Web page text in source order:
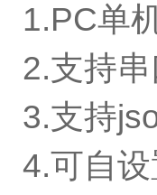
1.PC单
2.支持
3.支持
4.可自